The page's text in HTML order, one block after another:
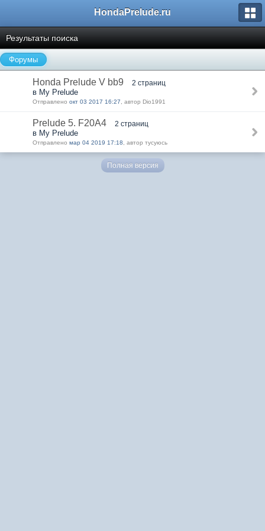
HondaPrelude.ru
Результаты поиска
Форумы
Honda Prelude V bb9 2 страниц
в My Prelude
Отправлено окт 03 2017 16:27 , автор Dio1991
Prelude 5. F20A4 2 страниц
в My Prelude
Отправлено мар 04 2019 17:18 , автор тусуюсь
Полная версия